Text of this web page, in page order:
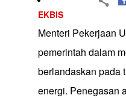
EKBIS
Menteri Pekerjaan
pemerintah dalam
berlandaskan pada
energi. Penegasan